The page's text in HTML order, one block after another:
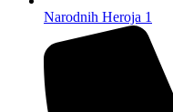
Narodnih Heroja 1